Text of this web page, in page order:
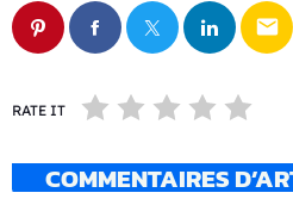
email
RATE IT
COMMENTAIRES